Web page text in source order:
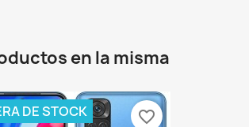
en la misma
DE STOCK favorite_border